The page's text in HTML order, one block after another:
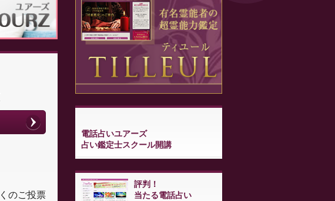
のご投票
電話占いユアーズ
占い鑑定士スクール開講
評判！
当たる電話占い